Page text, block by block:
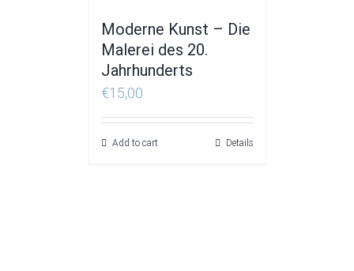
Moderne Kunst – Die
Malerei des 20.
Jahrhunderts
€15,00
Add to cart Details